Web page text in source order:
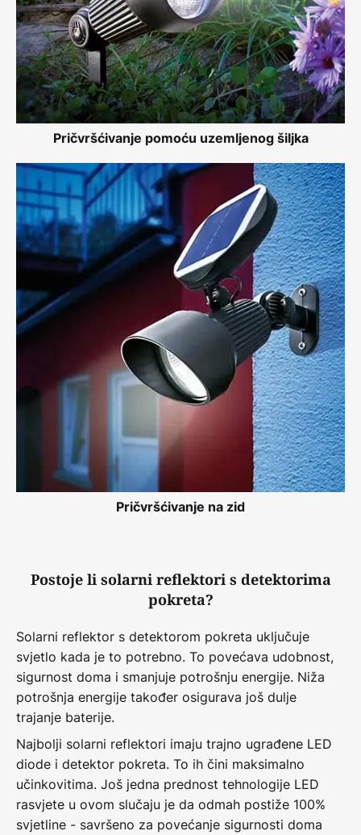
Pričvršćivanje pomoću uzemljenog šiljka
Pričvršćivanje na zid
Postoje li solarni reflektori s detektorima
pokreta?
Solarni reflektor s detektorom pokreta uključuje
svjetlo kada je to potrebno. To povećava udobnost,
sigurnost doma i smanjuje potrošnju energije. Niža
potrošnja energije također osigurava još dulje
trajanje baterije.
Najbolji solarni reflektori imaju trajno ugrađene LED
diode i detektor pokreta. To ih čini maksimalno
učinkovitima. Još jedna prednost tehnologije LED
rasvjete u ovom slučaju je da odmah postiže 100%
svjetline - savršeno za povećanje sigurnosti doma